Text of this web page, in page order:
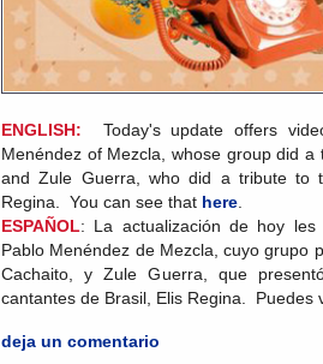
ENGLISH: Today's update offers
Menéndez of Mezcla, whose group did
and Zule Guerra, who did a tribute to
Regina. You can see that here
ESPAÑOL: La actualización de hoy les
Pablo Menéndez de Mezcla, cuyo grupo
Cachaito, y Zule Guerra, que
cantantes de Brasil, Elis Regina. Puedes
deja un comentario